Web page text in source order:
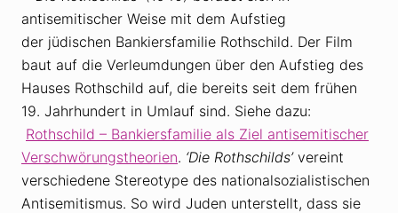
antisemitischer Weise mit dem Aufstieg
der jüdischen Bankiersfamilie Rothschild. Der Film
baut auf die Verleumdungen über den Aufstieg des
Hauses Rothschild auf, die bereits seit dem frühen
19. Jahrhundert in Umlauf sind. Siehe dazu:
Rothschild – Bankiersfamilie als Ziel antisemitischer
Verschwörungstheorien. ‘Die Rothschilds’vereint
verschiedene Stereotype des nationalsozialistischen
Antisemitismus. So wird Juden unterstellt, dass sie